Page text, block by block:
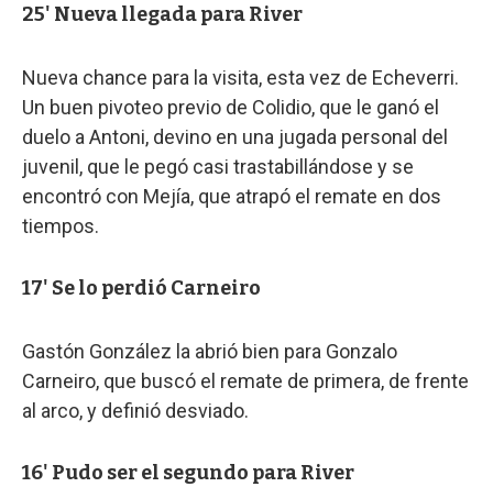
25' Nueva llegada para River
Nueva chance para la visita, esta vez de Echeverri.
Un buen pivoteo previo de Colidio, que le ganó el
duelo a Antoni, devino en una jugada personal del
juvenil, que le pegó casi trastabillándose y se
encontró con Mejía, que atrapó el remate en dos
tiempos.
17' Se lo perdió Carneiro
Gastón González la abrió bien para Gonzalo
Carneiro, que buscó el remate de primera, de frente
al arco, y definió desviado.
16' Pudo ser el segundo para River